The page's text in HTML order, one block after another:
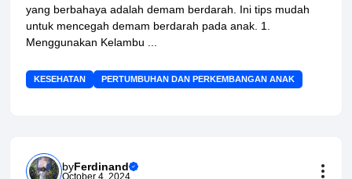
yang berbahaya adalah demam berdarah. Ini tips mudah
untuk mencegah demam berdarah pada anak. 1.
Menggunakan Kelambu ...
KESEHATAN PERTUMBUHAN DAN PERKEMBANGAN ANAK
byFerdinand
October 4, 2024